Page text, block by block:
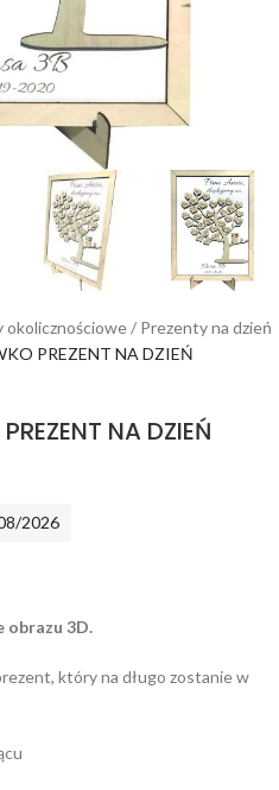
okolicznościowe/ Prezenty na dzień
PREZENT NA DZIEŃ
NA DZIEŃ
2026
obrazu 3D.
który na długo zostanie w